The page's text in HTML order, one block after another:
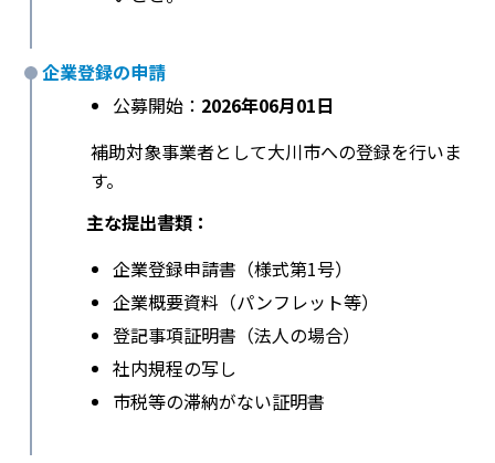
企業登録の申請
公募開始： 2026年06月01日
補助対象事業者として大川市への登録を行いま
す。
主な提出書類：
企業登録申請書（様式第1号）
企業概要資料（パンフレット等）
登記事項証明書（法人の場合）
社内規程の写し
市税等の滞納がない証明書